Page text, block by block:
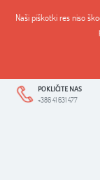
Naši piškotki res niso
POKLIČITE NAS
+386 41 631 477